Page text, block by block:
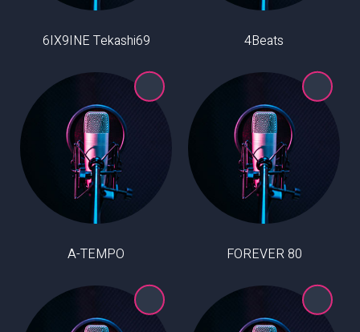
4Beats
6IX9INE Tekashi69
80 FOREVER
A-TEMPO